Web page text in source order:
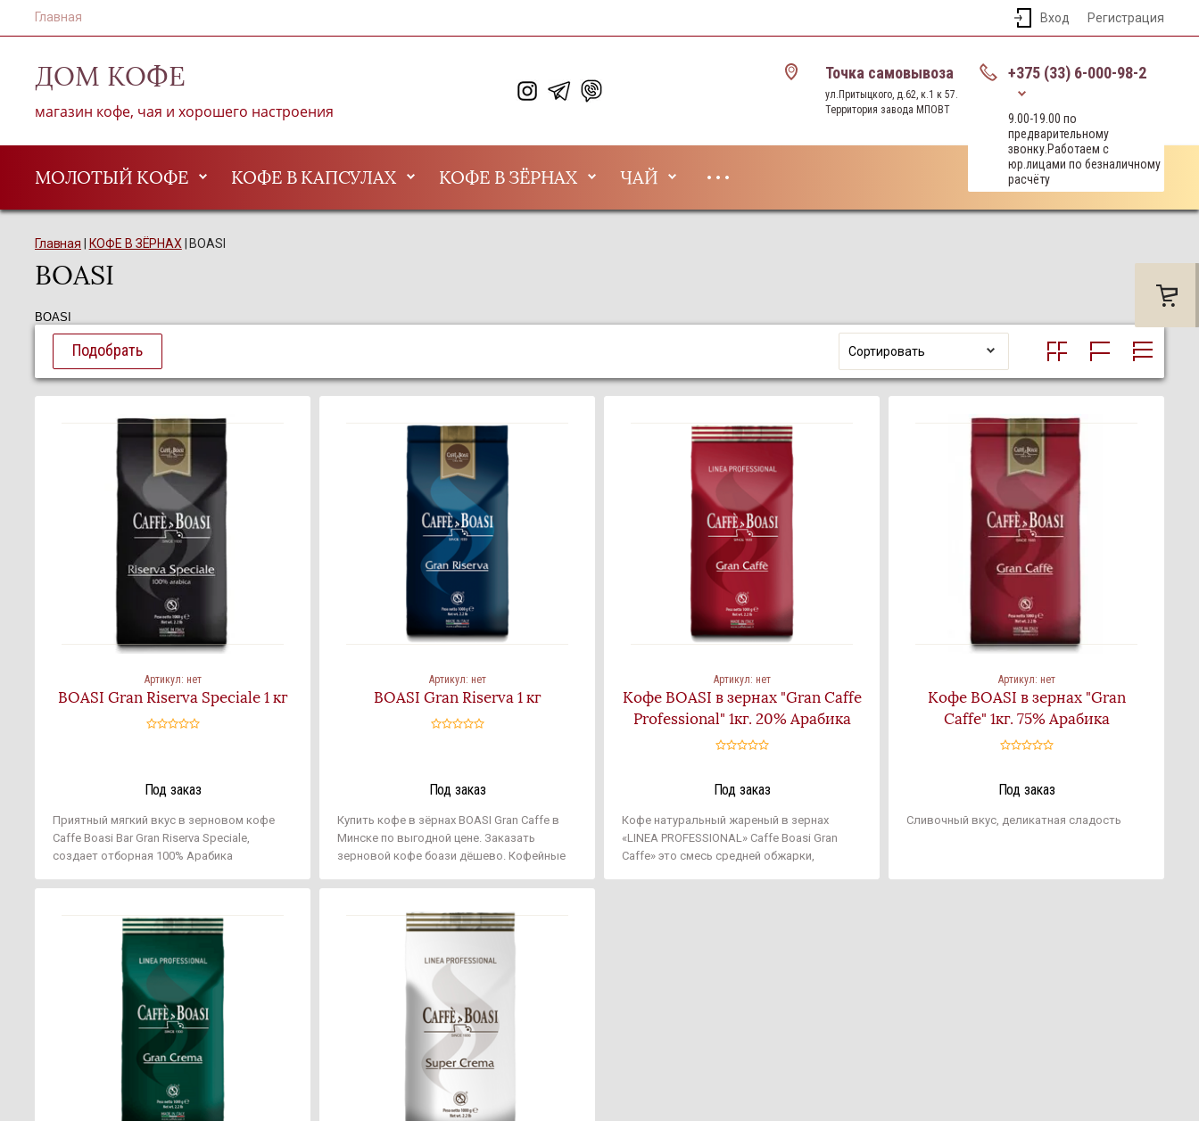
Главная Вход Регистрация
ДОМ KОФЕ
магазин кофе, чая и хорошего настроения
Точка самовывоза
ул.Притыцкого, д.62, к.1 к 57.
Территория завода МПОВТ
+375 (33) 6-000-98-2
9.00-19.00 по
предварительному
звонку.Работаем с
юр.лицами по безналичному
расчёту
МОЛОТЫЙ КОФЕ КОФЕ В КАПСУЛАХ КОФЕ В ЗЁРНАХ ЧАЙ
Главная КОФЕ В ЗЁРНАХ BOASI
BOASI
BOASI
Подобрать Сортировать
Артикул: нет
BOASI Gran Riserva Speciale 1 кг
Под заказ
Приятный мягкий вкус в зерновом кофе
Caffe Boasi Bar Gran Riserva Speciale,
создает отборная 100% Арабика
Америки и Бразилии. А специальное
фруктовый оттенок. При приготовление
итальянский зерновой кофе Caffe Boasi Bar
Gran Riserva Speciale, дает нежную,
устойчивую пенку в эспрессо
Артикул: нет
ВOASI Gran Riserva 1 кг
Под заказ
Купить кофе в зёрнах BOASI Gran Caffe в
Минске по выгодной цене. Заказать
зерновой кофе боази дёшево. Кофейные
точку Беларуси.Кофе натуральный
жареный в зернах “Caffe Boasi I Espresso
Italiano Bar Gran Riserva” — cмесь кофейных
зерен с ярко выраженным вкусом,
выращенных на лучших бразильских
плантациях. Кофе для истинных ценителей
Артикул: нет
Кофе BOASI в зернах "Gran Caffe
Professional" 1кг. 20% Арабика
Под заказ
Кофе натуральный жареный в зернах
«LINEA PROFESSIONAL» Caffe Boasi Gran
Caffe» это смесь средней обжарки,
Артикул: нет
Кофе BOASI в зернах "Gran
Caffe" 1кг. 75% Арабика
Под заказ
Сливочный вкус, деликатная сладость